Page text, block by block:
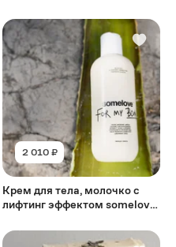
2 010 ₽
Крем для тела, молочко с
лифтинг эффектом somelove,